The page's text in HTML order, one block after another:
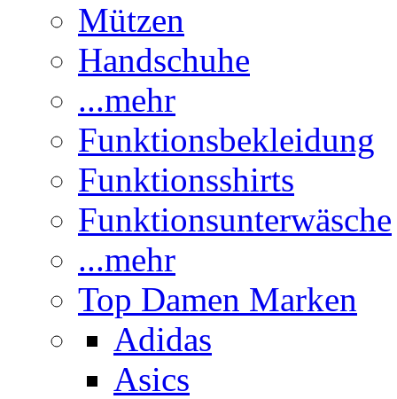
Mützen
Handschuhe
...mehr
Funktionsbekleidung
Funktionsshirts
Funktionsunterwäsche
...mehr
Top Damen Marken
Adidas
Asics